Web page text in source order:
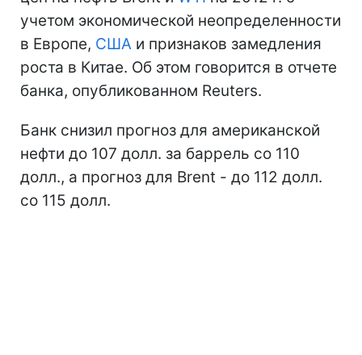
учетом экономической неопределенности
в Европе, США и признаков замедления
роста в Китае. Об этом говорится в отчете
банка, опубликованном Reuters.
Банк снизил прогноз для американской
нефти до 107 долл. за баррель со 110
долл., а прогноз для Brent - до 112 долл.
со 115 долл.